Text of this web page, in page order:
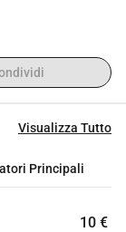
puoi vincere
troppe
Visualizza Tutto
Principali
10 €